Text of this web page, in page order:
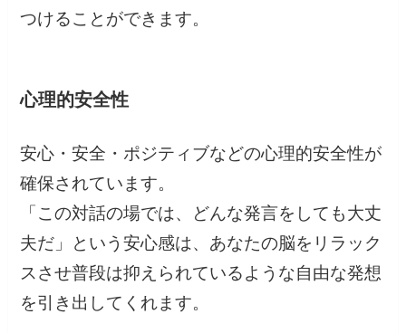
つけることができます。
心理的安全性
安心・安全・ポジティブなどの心理的安全性が
確保されています。
「この対話の場では、どんな発言をしても大丈
夫だ」という安心感は、あなたの脳をリラック
スさせ普段は抑えられているような自由な発想
を引き出してくれます。